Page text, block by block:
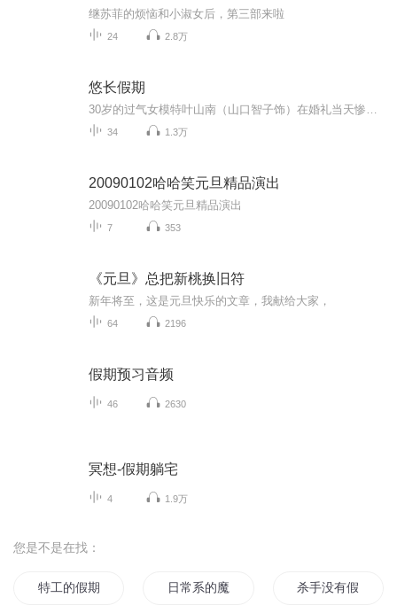
继苏菲的烦恼和小淑女后，第三部来啦
24 2.8万
悠长假期
34 1.3万
20090102哈哈笑元旦精品演出
20090102哈哈笑元旦精品演出
7 353
《元旦》总把新桃换旧符
新年将至，这是元旦快乐的文章，我献给大家，
64 2196
假期预习音频
46 2630
冥想-假期躺宅
4 1.9万
您是不是在找：
特工的假期 日常系的魔法假日 杀手没有假期